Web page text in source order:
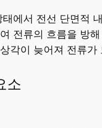
에서 전선 단면적
전류의 흐름을 방해
각이 늦어져 전류가
소